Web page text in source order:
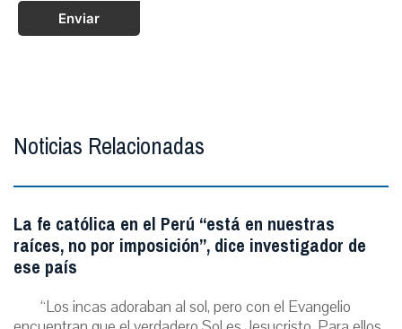
Enviar
Noticias Relacionadas
La fe católica en el Perú “está en nuestras
raíces, no por imposición”, dice investigador de
ese país
“Los incas adoraban al sol, pero con el Evangelio